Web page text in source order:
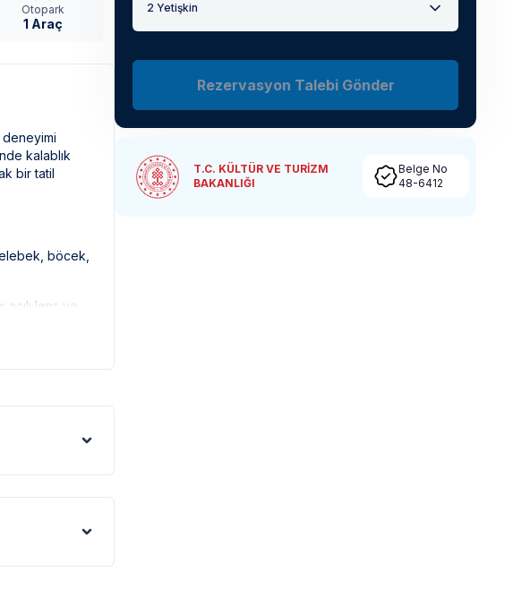
Otopark
1 Araç
kalablık
bir tatil
böcek,
lens ve
daha büyük
2 Yetişkin
Rezervasyon Talebi Gönder
T.C. KÜLTÜR VE TURİZM
BAKANLIĞI
Belge No
48-6412